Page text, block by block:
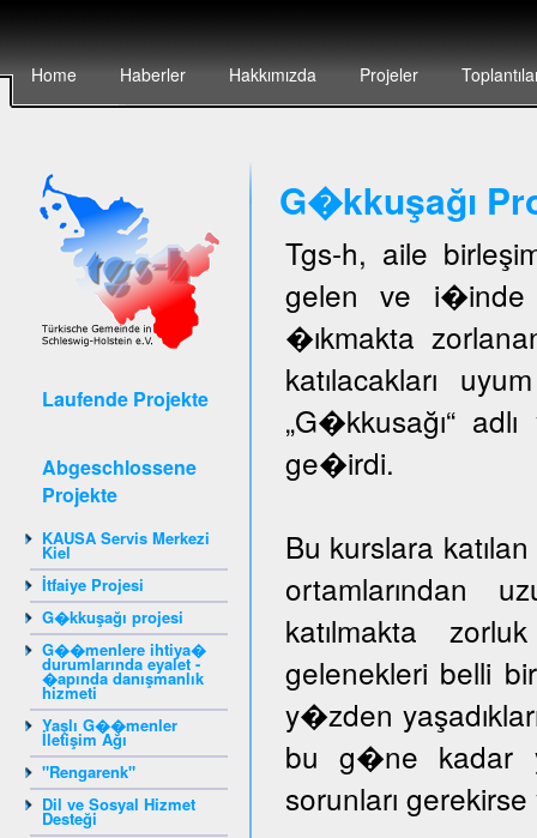
Home Haberler Hakkımızda Projeler
Laufende Projekte
Abgeschlossene
Projekte
KAUSA Servis Merkezi
Kiel
İtfaiye Projesi
G�kkuşağı projesi
G��menlere ihtiya�
durumlarında eyalet -
�apında danışmanlık
hizmeti
Yaşlı G��menler
İletişim Ağı
"Rengarenk"
Dil ve Sosyal Hizmet
Desteği
G�kkuşağı
Tgs-h, aile
gelen ve i�inde
�ıkmakta
katılacakları
„G�kkusağı“
ge�irdi.
Bu kurslara
ortamlarından
katılmakta
gelenekleri belli
y�zden
bu g�ne kadar
sorunları